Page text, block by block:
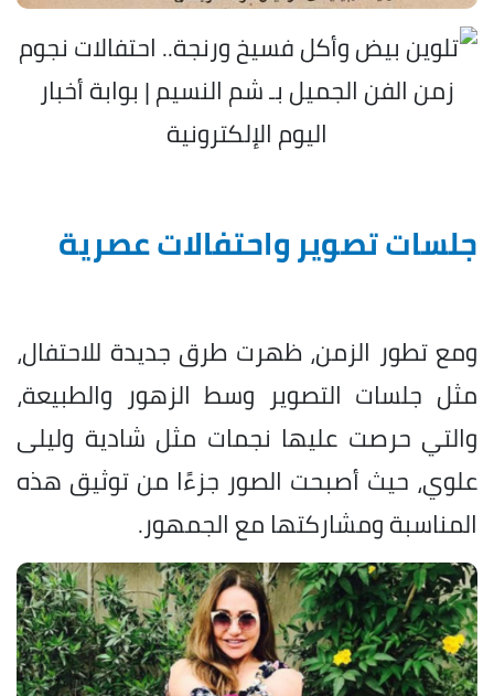
جلسات تصوير واحتفالات عصرية
ومع تطور الزمن، ظهرت طرق جديدة للاحتفال،
مثل جلسات التصوير وسط الزهور والطبيعة،
والتي حرصت عليها نجمات مثل شادية وليلى
علوي، حيث أصبحت الصور جزءًا من توثيق هذه
المناسبة ومشاركتها مع الجمهور.